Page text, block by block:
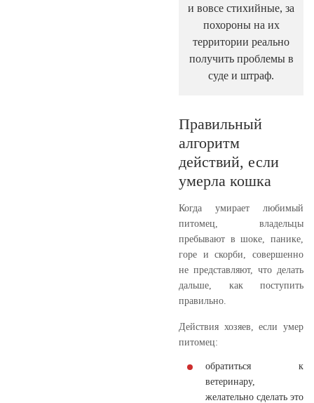
и вовсе стихийные, за
похороны на их
территории реально
получить проблемы в
суде и штраф.
Правильный
алгоритм
действий, если
умерла кошка
Когда умирает любимый
питомец, владельцы
пребывают в шоке, панике,
горе и скорби, совершенно
не представляют, что делать
дальше, как поступить
правильно.
Действия хозяев, если умер
питомец:
обратиться к
ветеринару,
желательно сделать это